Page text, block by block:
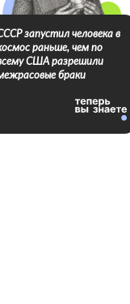
запустил человека в
раньше, чем по
США разрешили
браки